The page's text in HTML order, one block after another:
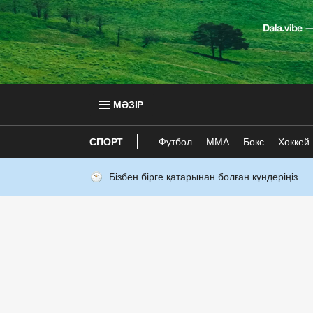
МӘЗІР
СПОРТ Футбол ММА Бокс Хоккей
Бізбен бірге қатарынан болған күндеріңіз